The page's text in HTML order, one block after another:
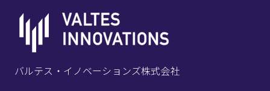
バルテス・イノベーションズ株式会社